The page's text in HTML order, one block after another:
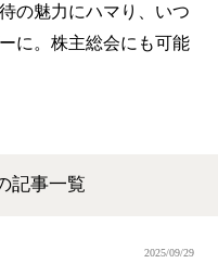
の魅力にハマり、いつ
に。株主総会にも可能
記事一覧
2025/09/29